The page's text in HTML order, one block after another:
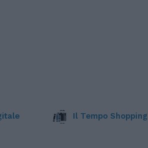
Il Tempo Shopping